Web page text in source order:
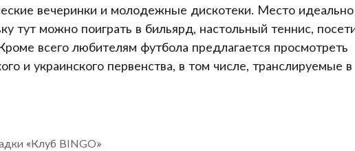
вечеринки и молодежные дискотеки. Место идеально
тут можно поиграть в бильярд, настольный теннис,
всего любителям футбола предлагается просмотреть
и украинского первенства, в том числе, транслируемые в
«Клуб BINGO»